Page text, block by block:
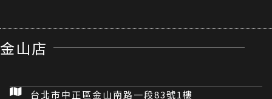
金山店
台北市中正區金山南路一段83號1樓